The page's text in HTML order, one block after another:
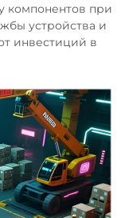
компонентов при
устройства и
инвестиций в